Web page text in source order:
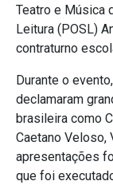
Teatro e Música
Leitura (POSL)
contraturno
Durante o
declamaram
brasileira como
Caetano Veloso,
apresentações
que foi